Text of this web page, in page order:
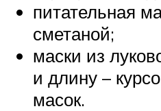
питательная
сметаной;
маски из
и длину –
масок.